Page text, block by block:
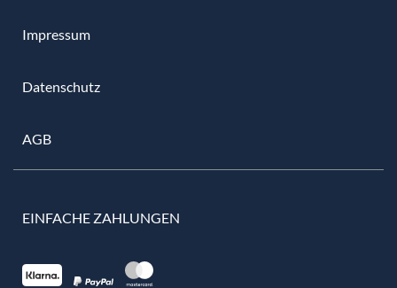
Impressum
Datenschutz
AGB
EINFACHE ZAHLUNGEN